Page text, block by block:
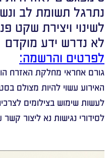
נתרגל תשומת לב
לשינוי ויצירת שקט
לא נדרש ידע מוקדם
לפרטים והרשמה:
גורם אחראי מחלקת האזרח
האירוע עשוי להיות מצולם
לעשות שימוש בצילומים
לסידורי נגישות נא ליצור קשר